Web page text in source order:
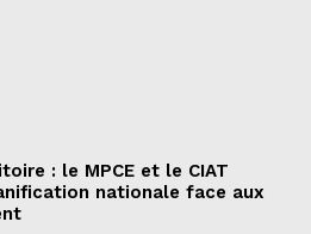
: le MPCE et le CIAT
nationale face aux